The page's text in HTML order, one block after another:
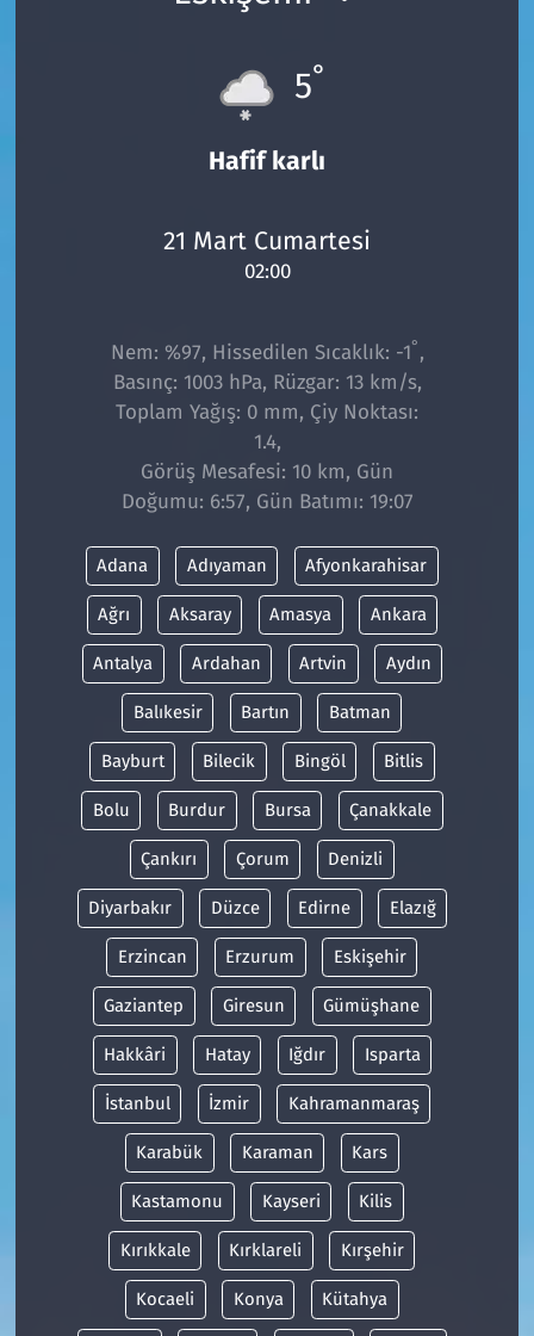
5°
Hafif karlı
21 Mart Cumartesi
02:00
Nem: %97, Hissedilen Sıcaklık: -1° ,
Basınç: 1003 hPa, Rüzgar: 13 km/s,
Toplam Yağış: 0 mm, Çiy Noktası:
1.4,
Görüş Mesafesi: 10 km, Gün
Doğumu: 6:57, Gün Batımı: 19:07
Adana Adıyaman Afyonkarahisar
Ağrı Aksaray Amasya Ankara
Antalya Ardahan Artvin Aydın
Balıkesir Bartın Batman
Bayburt Bilecik Bingöl Bitlis
Bolu Burdur Bursa Çanakkale
Çankırı Çorum Denizli
Diyarbakır Düzce Edirne Elazığ
Erzincan Erzurum Eskişehir
Gaziantep Giresun Gümüşhane
Hakkâri Hatay Iğdır Isparta
İstanbul İzmir Kahramanmaraş
Karabük Karaman Kars
Kastamonu Kayseri Kilis
Kırıkkale Kırklareli Kırşehir
Kocaeli Konya Kütahya